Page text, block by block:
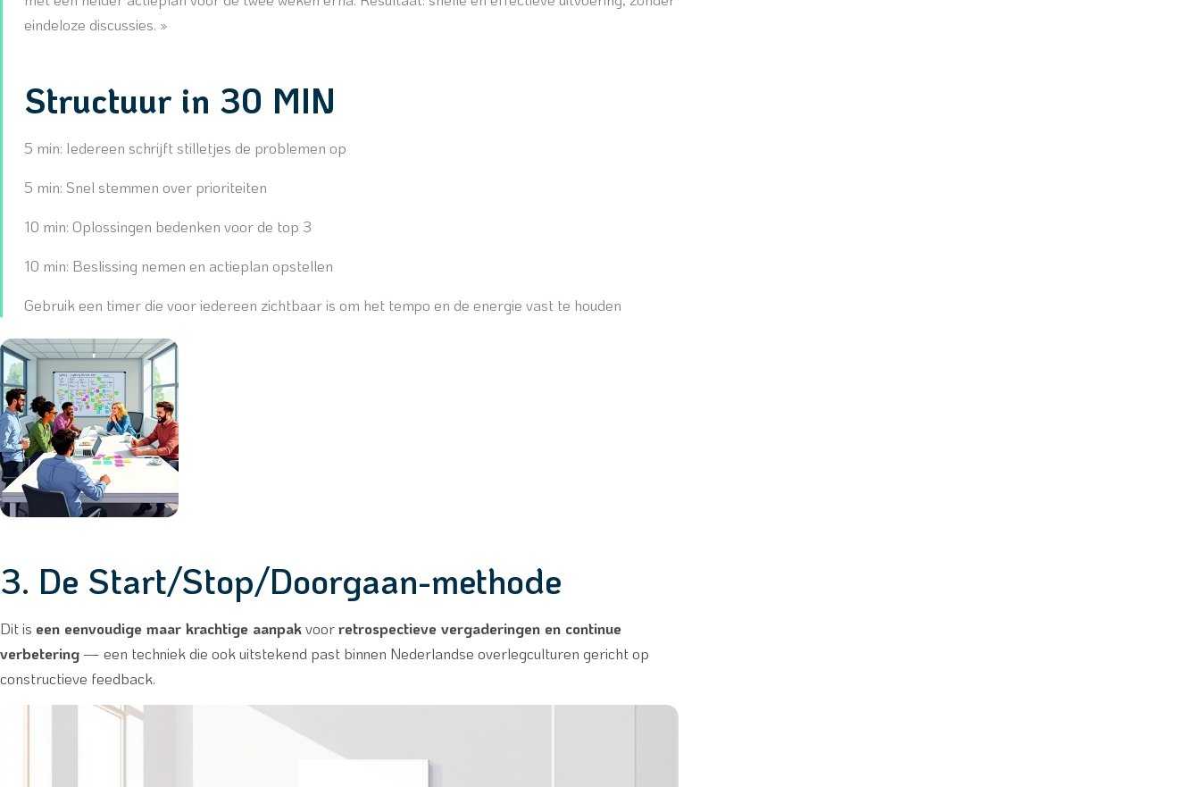
eindeloze discussies. »
Structuur in 30 MIN
5 min: Iedereen schrijft stilletjes de problemen op
5 min: Snel stemmen over prioriteiten
10 min: Oplossingen bedenken voor de top 3
10 min: Beslissing nemen en actieplan opstellen
Gebruik een timer die voor iedereen zichtbaar is om het tempo en de energie vast te houden
3. De Start/Stop/Doorgaan-methode
Dit is een eenvoudige maar krachtige aanpakvoorretrospectieve vergaderingen en continue
verbetering — een techniek die ook uitstekend past binnen Nederlandse overlegculturen gericht op
constructieve feedback.